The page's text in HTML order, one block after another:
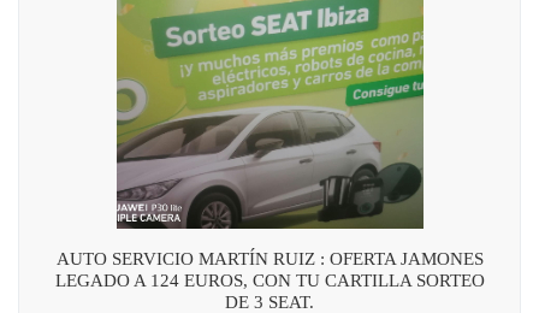
AUTO SERVICIO MARTÍN RUIZ : OFERTA JAMONES
LEGADO A 124 EUROS, CON TU CARTILLA SORTEO
DE 3 SEAT.